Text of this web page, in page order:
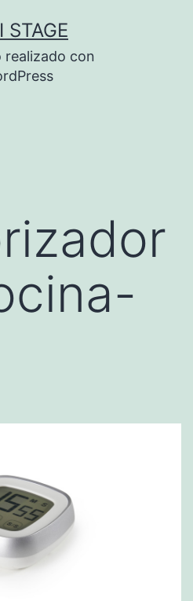
STAGE
realizado con